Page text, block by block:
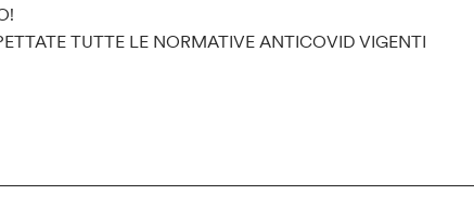
TUTTE LE NORMATIVE ANTICOVID VIGENTI